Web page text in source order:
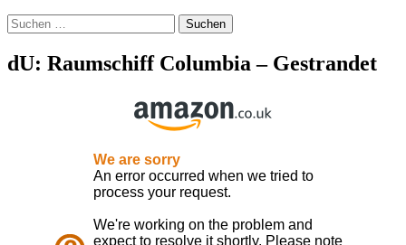
Suchen
nach:
dU: Raumschiff Columbia – Gestrandet